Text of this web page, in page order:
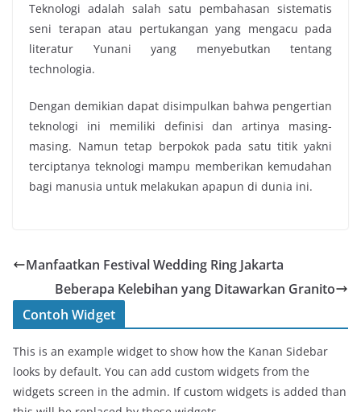
Teknologi adalah salah satu pembahasan sistematis
seni terapan atau pertukangan yang mengacu pada
literatur Yunani yang menyebutkan tentang
technologia.
Dengan demikian dapat disimpulkan bahwa pengertian
teknologi ini memiliki definisi dan artinya masing-
masing. Namun tetap berpokok pada satu titik yakni
terciptanya teknologi mampu memberikan kemudahan
bagi manusia untuk melakukan apapun di dunia ini.
Manfaatkan Festival Wedding Ring Jakarta
Beberapa Kelebihan yang Ditawarkan Granito
Contoh Widget
This is an example widget to show how the Kanan Sidebar
looks by default. You can add custom widgets from the
widgets screen in the admin. If custom widgets is added than